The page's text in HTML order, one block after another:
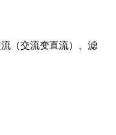
（交流变直流）、滤